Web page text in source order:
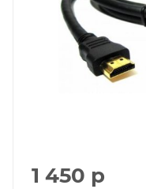
1 450 р